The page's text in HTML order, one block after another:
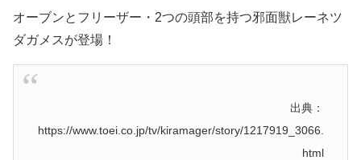
オーブンとフリーザー・2つの頭部を持つ邪面獣レーネツ
ダガメスが登場！
出典：
https://www.toei.co.jp/tv/kiramager/story/1217919_3066.
html